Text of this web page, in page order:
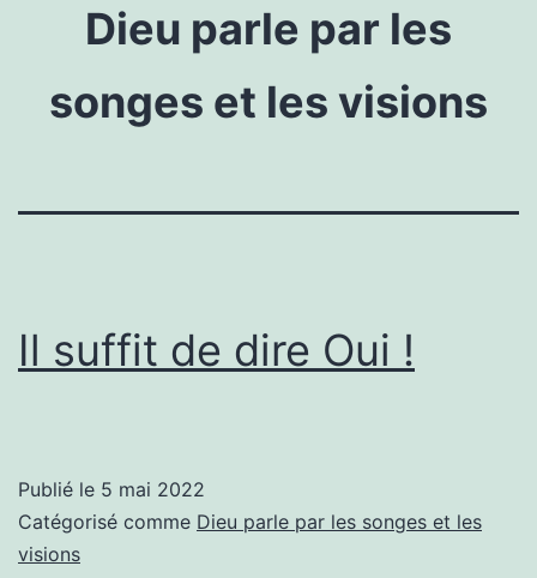
Dieu parle par les
songes et les visions
Il suffit de dire Oui !
Publié le 5 mai 2022
Catégorisé comme Dieu parle par les songes et les
visions